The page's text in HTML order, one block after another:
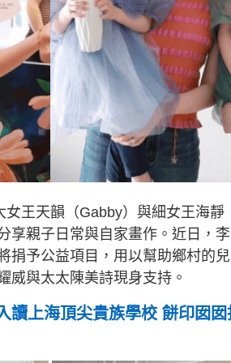
王天韻（Gabby）與細女王海靜
享親子日常與自家畫作。近日，
捐予公益項目，用以幫助鄉村的
威與太太陳美詩現身支持。
讀上海頂尖貴族學校 餅印囡